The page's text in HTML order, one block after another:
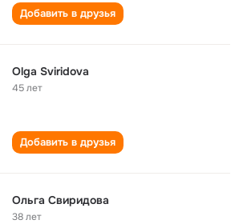
Добавить в друзья
Olga Sviridova
45 лет
Добавить в друзья
Ольга Свиридова
38 лет